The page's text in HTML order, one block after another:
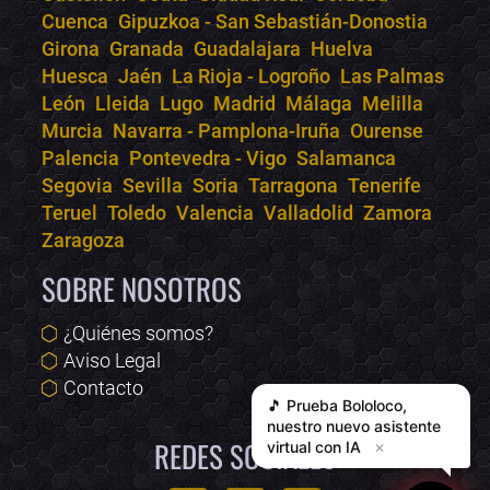
Cuenca Gipuzkoa - San Sebastián-Donostia
Girona Granada Guadalajara Huelva
Huesca Jaén La Rioja - Logroño Las Palmas
León Lleida Lugo Madrid Málaga Melilla
Murcia Navarra - Pamplona-Iruña Ourense
Palencia Pontevedra - Vigo Salamanca
Segovia Sevilla Soria Tarragona Tenerife
Teruel Toledo Valencia Valladolid Zamora
Zaragoza
SOBRE NOSOTROS
¿Quiénes somos?
Aviso Legal
Contacto
REDES SOCIALES
🎵 Prueba Bololoco,
nuestro nuevo asistente
virtual con IA
✕